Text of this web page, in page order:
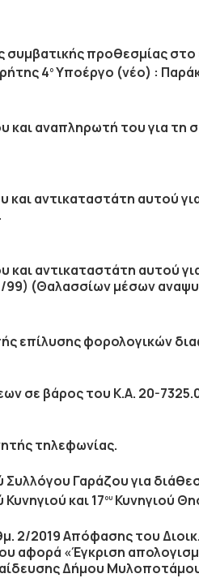
προθεσμίας στο
4ο Υποέργο (νέο) :
αναπληρωτή του για τη
αντικαταστάτη αυτού
αντικαταστάτη αυτού
99) (Θαλασσίων μέσων
επίλυσης φορολογικών
σε βάρος του Κ.Α. 20-
τηλεφωνίας.
Συλλόγου Γαράζου για
Κυνηγιού και 17ου Κυνηγιού
2/2019 Απόφασης του
αφορά «Έγκριση
Δήμου